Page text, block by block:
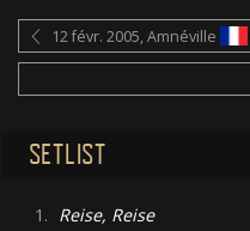
12 févr. 2005, Amnéville
SETLIST
1. Reise, Reise